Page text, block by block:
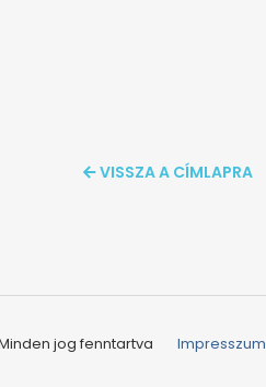
VISSZA A CÍMLAPRA
Impresszum
jog fenntartva